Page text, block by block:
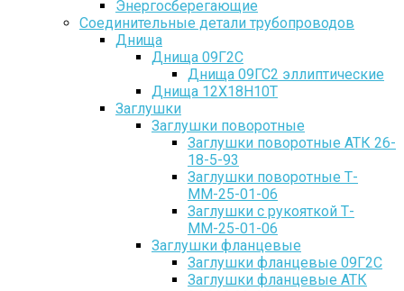
Энергосберегающие
Соединительные детали трубопроводов
Днища
Днища 09Г2С
Днища 09ГС2 эллиптические
Днища 12Х18Н10Т
Заглушки
Заглушки поворотные
Заглушки поворотные АТК 26-
18-5-93
Заглушки поворотные Т-
ММ-25-01-06
Заглушки с рукояткой Т-
ММ-25-01-06
Заглушки фланцевые
Заглушки фланцевые 09Г2С
Заглушки фланцевые АТК